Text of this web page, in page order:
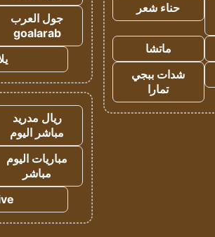
حناء شعر
ماتشا
شدات ببجي
تمارا
جول العرب
goalarab
ريال مدريد
مباشر اليوم
مباريات اليوم
مباشر